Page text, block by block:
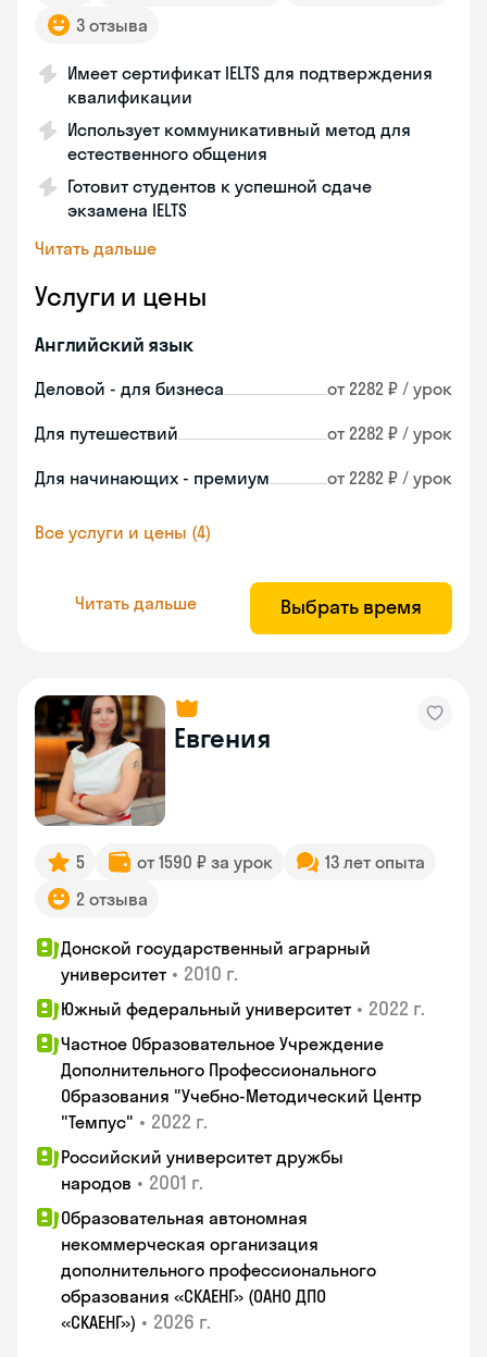
3 отзыва
Имеет сертификат IELTS для подтверждения
квалификации
Использует коммуникативный метод для
естественного общения
Готовит студентов к успешной сдаче
экзамена IELTS
Читать дальше
Услуги и цены
Английский язык
Деловой - для бизнеса от 2282 ₽ / урок
Для путешествий от 2282 ₽ / урок
Для начинающих - премиум от 2282 ₽ / урок
Все услуги и цены (4)
Читать дальше Выбрать время
Евгения
5 от 1590 ₽ за урок
13 лет опыта
2 отзыва
Донской государственный аграрный
университет • 2010 г.
Южный федеральный университет • 2022 г.
Частное Образовательное Учреждение
Дополнительного Профессионального
Образования "Учебно-Методический Центр
"Темпус" • 2022 г.
Российский университет дружбы
народов • 2001 г.
Образовательная автономная
некоммерческая организация
дополнительного профессионального
образования «СКАЕНГ» (ОАНО ДПО
«СКАЕНГ») • 2026 г.